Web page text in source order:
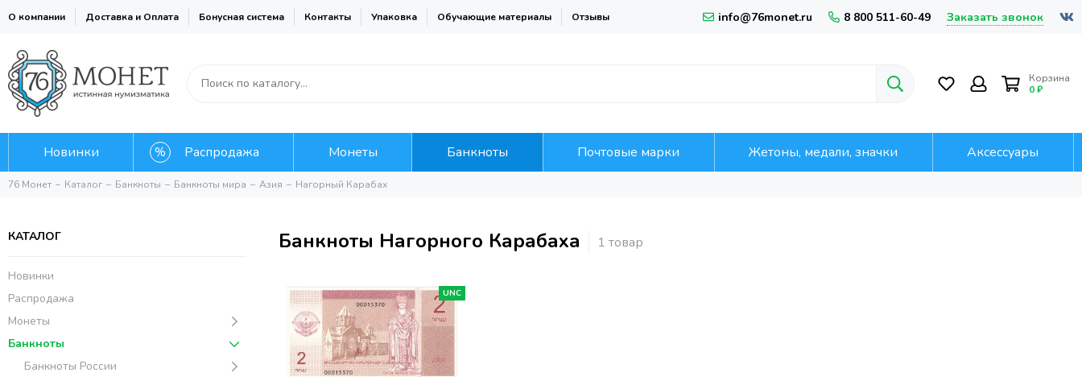
О компании Доставка и Оплата Бонусная система Контакты Упаковка Обучающие материалы Отзывы info@76monet.ru 8 800 511-60-49 Заказать звонок
Корзина
0 ₽
Новинки Распродажа Монеты Банкноты Почтовые марки Жетоны, медали, значки Аксессуары
76 Монет Каталог Банкноты Банкноты мира Азия Нагорный Карабах
КАТАЛОГ
Новинки
Распродажа
Монеты
Банкноты
Банкноты России
Банкноты Нагорного Карабаха
UNC